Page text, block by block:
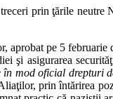
prin ţările neutre
pe 5 februarie
şi asigurarea
în mod oficial drepturi
prin întărirea